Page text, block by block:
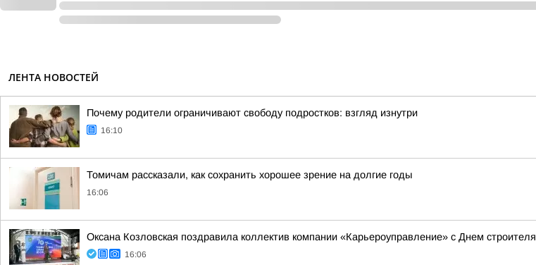
ЛЕНТА НОВОСТЕЙ
Почему родители ограничивают свободу подростков: взгляд изнутри
16:10
Томичам рассказали, как сохранить хорошее зрение на долгие годы
16:06
Оксана Козловская поздравила коллектив компании «Карьероуправление» с Днем строителя
16:06